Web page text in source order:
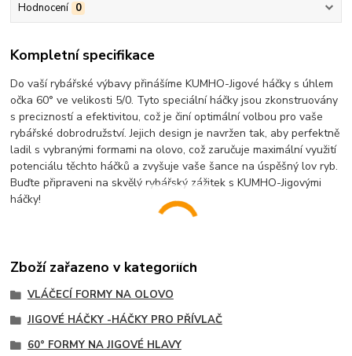
Hodnocení 0
Kompletní specifikace
Do vaší rybářské výbavy přinášíme KUMHO-Jigové háčky s úhlem
očka 60° ve velikosti 5/0. Tyto speciální háčky jsou zkonstruovány
s precizností a efektivitou, což je činí optimální volbou pro vaše
rybářské dobrodružství. Jejich design je navržen tak, aby perfektně
ladil s vybranými formami na olovo, což zaručuje maximální využití
potenciálu těchto háčků a zvyšuje vaše šance na úspěšný lov ryb.
Buďte připraveni na skvělý rybářský zážitek s KUMHO-Jigovými
háčky!
Zboží zařazeno v kategoriích
VLÁČECÍ FORMY NA OLOVO
JIGOVÉ HÁČKY -HÁČKY PRO PŘÍVLAČ
60° FORMY NA JIGOVÉ HLAVY